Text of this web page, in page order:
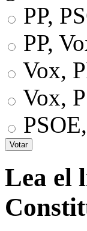
PP,
PP,
Vox,
Vox,
Lea el